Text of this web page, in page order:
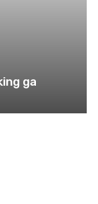
ga